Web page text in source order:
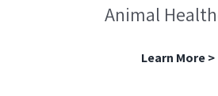
Animal
Learn More >